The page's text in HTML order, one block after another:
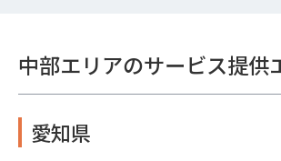
中部エリアのサービス提供
愛知県